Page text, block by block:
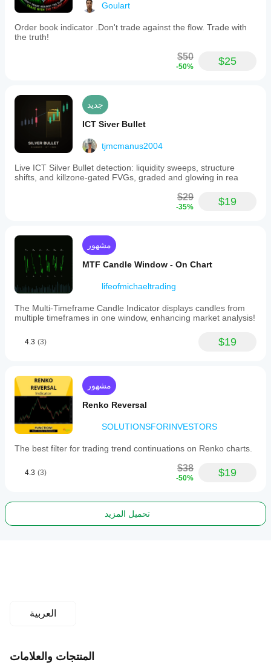
Goulart
Order book indicator .Don't trade against the flow. Trade with
the truth!
$50
-50% $25
جديد
ICT Siver Bullet
tjmcmanus2004
Live ICT Silver Bullet detection: liquidity sweeps, structure
shifts, and killzone-gated FVGs, graded and glowing in rea
$29
-35% $19
مشهور
MTF Candle Window - On Chart
lifeofmichaeltrading
The Multi-Timeframe Candle Indicator displays candles from
multiple timeframes in one window, enhancing market analysis!
4.3 (3) $19
مشهور
Renko Reversal
SOLUTIONSFORINVESTORS
The best filter for trading trend continuations on Renko charts.
4.3 (3) $38
-50% $19
تحميل المزيد
العربية
المنتجات والعلامات